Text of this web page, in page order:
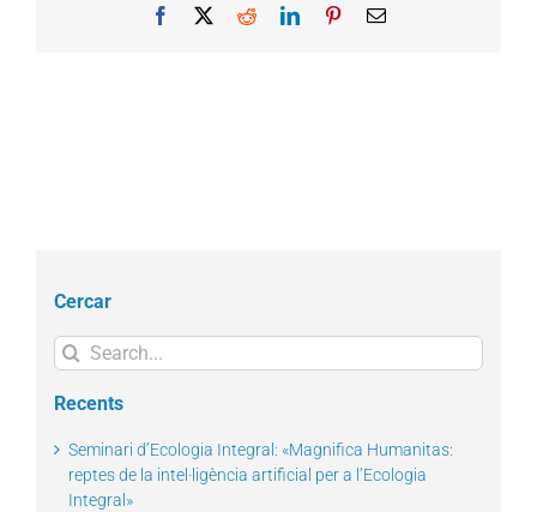
Facebook RedditLinkedInPinterestEmail
Cercar
Search
for:
Recents
Seminari d’Ecologia Integral: «Magnifica Humanitas:
reptes de la intel·ligència artificial per a l’Ecologia
Integral»